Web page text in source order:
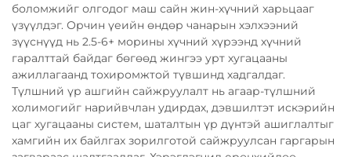
боломжийг олгодог маш сайн жин-хүчний харьцааг
үзүүлдэг. Орчин үеийн өндөр чанарын хэлхээний
зүүснүүд нь 2.5-6+ морины хүчний хүрээнд хүчний
гаралттай байдаг бөгөөд жингээ урт хугацааны
ажиллагаанд тохиромжтой түвшинд хадгалдаг.
Түлшний үр ашгийн сайжруулалт нь агаар-түлшний
холимогийг нарийвчлан удирдах, дэвшилтэт искэрийн
цаг хугацааны систем, шаталтын үр дүнтэй ашиглалтыг
хамгийн их байлгах зорилготой сайжруулсан гаргарын